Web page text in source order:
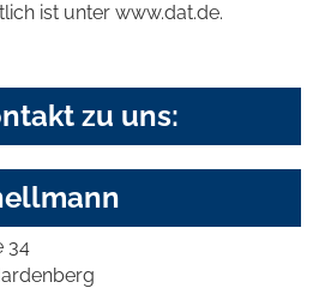
ist unter www.dat.de.
zu uns:
34